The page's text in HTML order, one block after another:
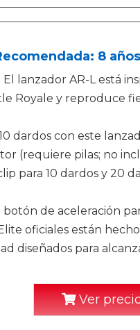
8
lanzador AR-L está
Royale y reproduce
dardos con este
(requiere pilas; no
para 10 dardos y 20
botón de aceleración
oficiales están
diseñados para
Ver